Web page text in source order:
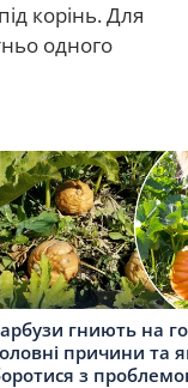
корінь. Для
одного
гниють на
причини та
з